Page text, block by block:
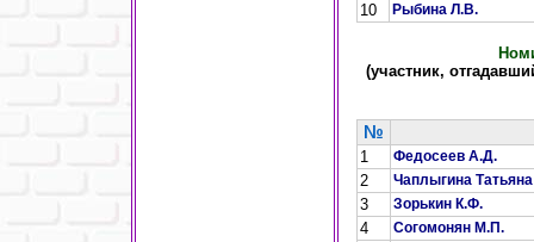
10 Рыбина Л.В.
(участник,
№
1 Федосеев А.Д.
2 Чаплыгина
3 Зорькин К.Ф.
4 Согомонян М.П.